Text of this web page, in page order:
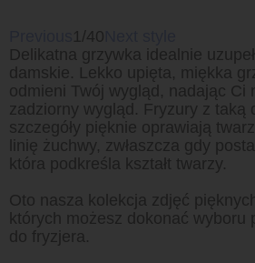
1/40
Delikatna grzywka idealnie
damskie. Lekko upięta, miękka
odmieni Twój wygląd, nadając Ci
zadziorny wygląd. Fryzury z taką
szczegóły pięknie oprawiają
linię żuchwy, zwłaszcza gdy
która podkreśla kształt twarzy.
Oto nasza kolekcja zdjęć
których możesz dokonać wyboru
do fryzjera.